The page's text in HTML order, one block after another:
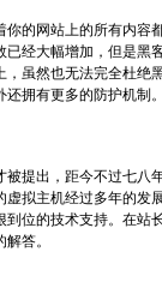
的网站上的所有内容
已经大幅增加，但是黑
，虽然也无法完全杜绝
拥有更多的防护机制。
提出，距今不过七八
拟主机经过多年的发
到位的技术支持。在站
答。